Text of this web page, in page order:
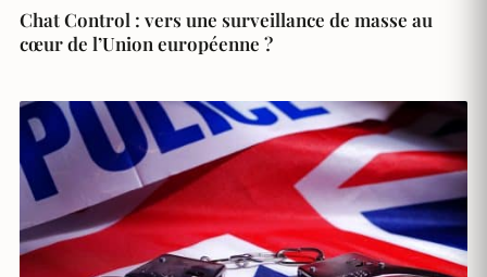
Chat Control : vers une surveillance de masse au
cœur de l’Union européenne ?